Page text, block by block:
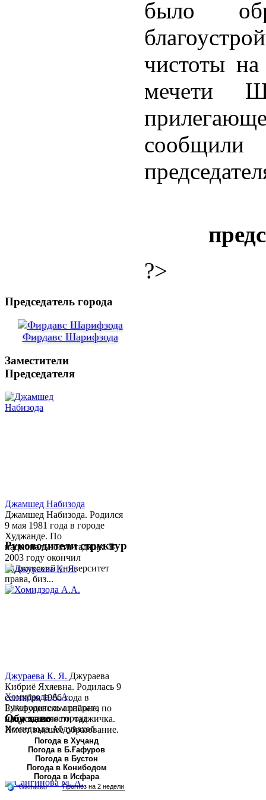
было
чистоты на
мечети
?>
Председатель города
Фирдавс Шарифзода
Заместители
Председателя
Джамшед Набизода
Джамшед Набизода. Родился
9 мая 1981 года в городе
Худжанде. По
национальности таджик. В
2003 году окончил
Таджикский университет
права, биз...
Хомидзода А.А.
Руководитель аппарата
председателя города
Хомидзода Абдувахоб
Абдумаджид родился 8
июня 1978 года в городе
Худжанде. По
национальности...
Руководители структур
Джураева К. Я. Джураева
Кибриё Яхяевна. Родилась 9
сентября 1966 года в
Б.Гафуровском районе, по
национальности таджичка.
Имеет высшее образование.
В 1997 ...
Обу хаво
Погода в Хуҷанд
Погода в Б.Ғафуров
Погода в Бустон
Погода в Конибодом
Погода в Исфара